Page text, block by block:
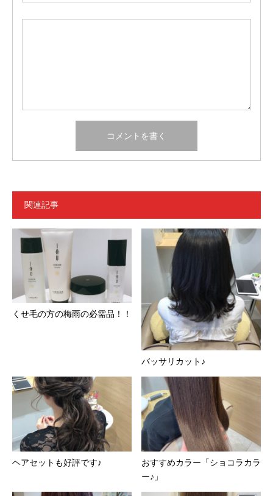
関連記事
くせ毛の方の梅雨の必需品！！
バッサリカット♪
ヘアセットも好評です♪
おすすめカラー「ショコラカラ
ー♪」